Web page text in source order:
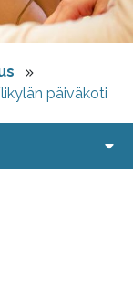
päiväkoti